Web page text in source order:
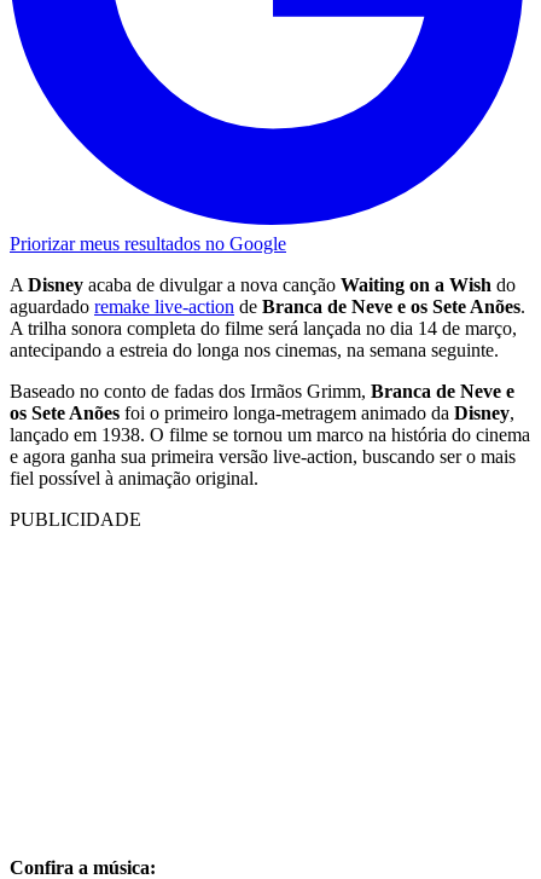
Priorizar meus resultados no Google
A Disney acaba de divulgar a nova canção Waiting on a Wish do
aguardado remake live-action de Branca de Neve e os Sete Anões.
A trilha sonora completa do filme será lançada no dia 14 de março,
antecipando a estreia do longa nos cinemas, na semana seguinte.
Baseado no conto de fadas dos Irmãos Grimm, Branca de Neve e
os Sete Anões foi o primeiro longa-metragem animado da Disney,
lançado em 1938. O filme se tornou um marco na história do cinema
e agora ganha sua primeira versão live-action, buscando ser o mais
fiel possível à animação original.
PUBLICIDADE
Confira a música: